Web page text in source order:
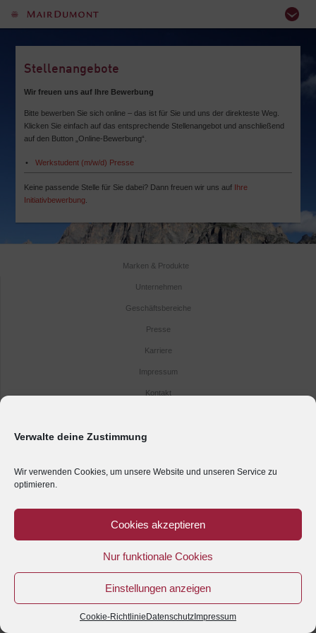
Verwalte deine Zustimmung
Wir verwenden Cookies, um unsere Website und unseren Service zu
optimieren.
Cookies akzeptieren
Nur funktionale Cookies
Einstellungen anzeigen
Cookie-Richtlinie Datenschutz Impressum
Stellenangebote
Wir freuen uns auf Ihre Bewerbung
Bitte bewerben Sie sich online – das ist für Sie und uns der direkteste Weg.
Klicken Sie einfach auf das entsprechende Stellenangebot und anschließend
auf den Button „Online-Bewerbung“.
Werkstudent (m/w/d) Presse
Keine passende Stelle für Sie dabei? Dann freuen wir uns auf Ihre
Initiativbewerbung.
Marken & Produkte
Unternehmen
Geschäftsbereiche
Presse
Karriere
Impressum
Kontakt
Datenschutz